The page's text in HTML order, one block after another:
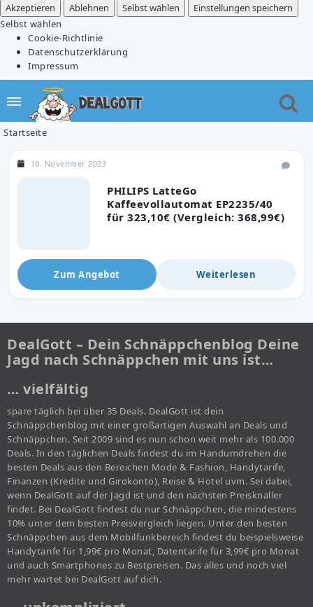
Akzeptieren
Ablehnen Selbst wählen
Einstellungen speichern
Selbst wählen
Cookie-Richtlinie
Datenschutzerklärung
Impressum
Startseite
PHILIPS LatteGo
Kaffeevollautomat EP2235/40
für 323,10€ (Vergleich: 368,99€)
10. November 2023
Zum Angebot Weiterlesen
DealGott – Dein Schnäppchenblog Deine
Jagd nach Schnäppchen mit uns ist…
… vielfältig
spare täglich bei über 35 Deals. DealGott ist dein
Schnäppchenblog mit einer großartigen Auswahl an Deals und
Schnäppchen. Seit 2009 sind es nun schon weit mehr als 100.000
Deals. In den täglichen Deals findest du im Handumdrehen die
besten Deals aus den Bereichen Mode & Fashion, Handytarife,
Finanzen (Kredite und Girokonto), Reise & Hotel uvm. Sei dabei,
wenn DealGott auf der Jagd ist und den nächsten Preisknaller
findet. Bei DealGott findest du nur Schnäppchen, die mindestens
10% unter dem besten Preisvergleich liegen. Unter den besten
Schnäppchen aus dem Mobilfunkbereich findest du beispielsweise
Handytarife für 1,99€ pro Monat, Datentarife für 3,99€ pro Monat
und auch Smartphones zu Bestpreisen. Das alles und noch viel
mehr wartet bei DealGott auf dich.